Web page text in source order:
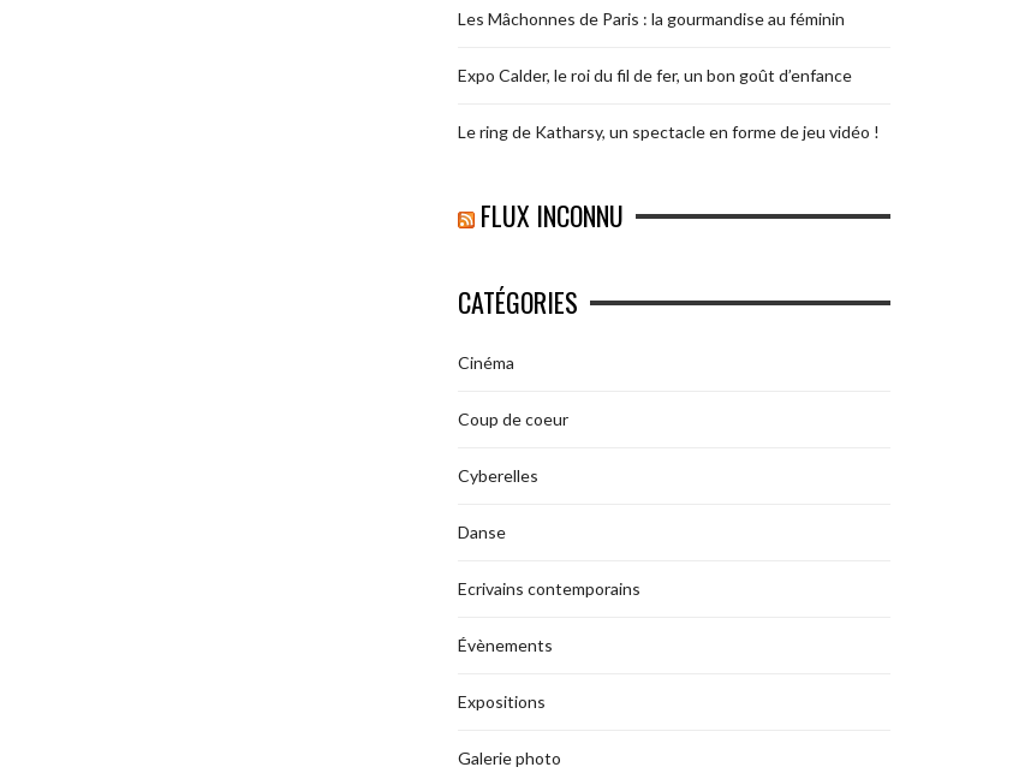
Les Mâchonnes de Paris : la gourmandise au féminin
Expo Calder, le roi du fil de fer, un bon goût d’enfance
Le ring de Katharsy, un spectacle en forme de jeu vidéo !
FLUX INCONNU
CATÉGORIES
Cinéma
Coup de coeur
Cyberelles
Danse
Ecrivains contemporains
Évènements
Expositions
Galerie photo